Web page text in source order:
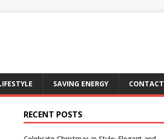
SAVING ENERGY CONTACT
RECENT POSTS